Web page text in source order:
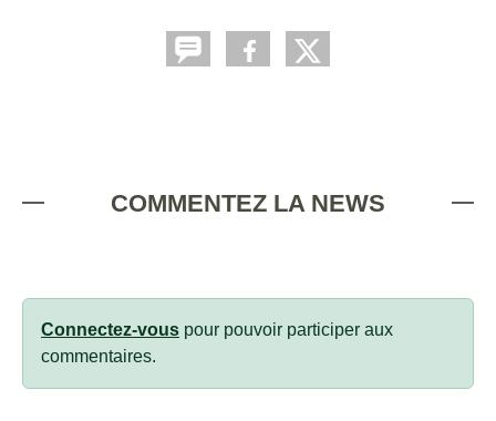
COMMENTEZ LA NEWS
Connectez-vous pour pouvoir participer aux
commentaires.